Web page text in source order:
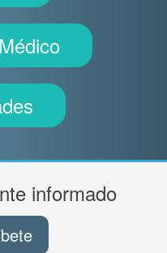
informado